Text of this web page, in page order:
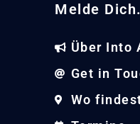
Melde
Über Into
Get in
Wo